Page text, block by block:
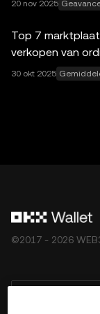
onderhevig aan
20 nov 2025
Top 7
verkopen van
30 okt 2025
©2017 - 2026